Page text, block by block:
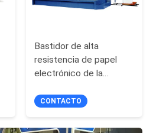
Bastidor de alta
resistencia de papel
electrónico de la
tintas con la unidad de
CONTACTO